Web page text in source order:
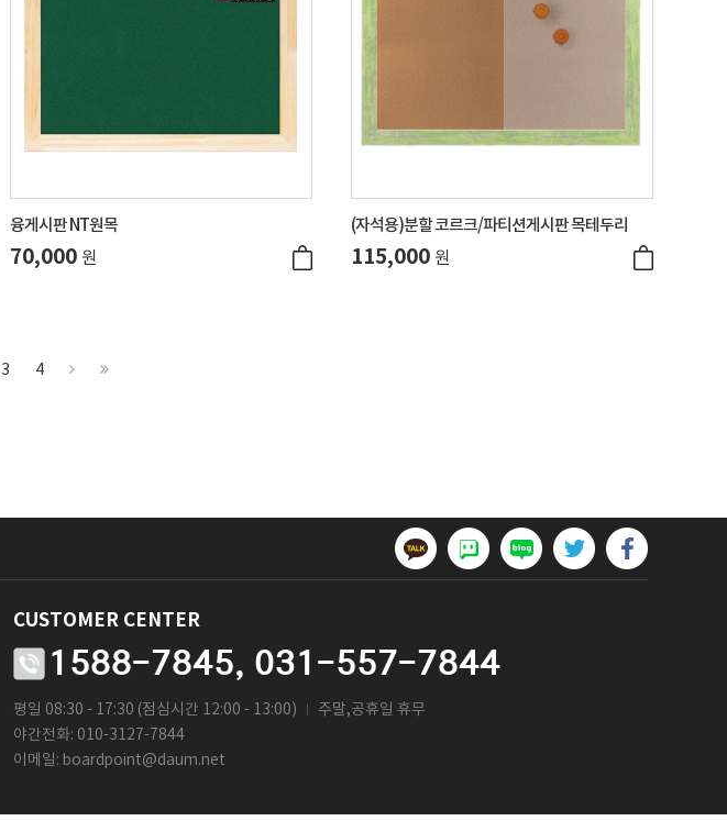
융게시판 NT원목
70,000 원
(자석용)분할 코르크/파티션게시판 목테두리
115,000 원
3 4
CUSTOMER CENTER
1588-7845, 031-557-7844
평일 08:30 - 17:30 (점심시간 12:00 - 13:00)
주말,공휴일 휴무
야간전화: 010-3127-7844
이메일: boardpoint@daum.net